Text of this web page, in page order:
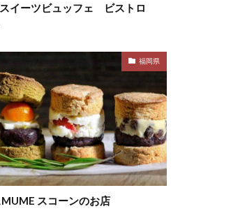
イーツビュッフェ ビストロ
福岡県
スコーンのお店